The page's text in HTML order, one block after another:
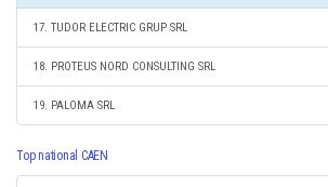
17. TUDOR ELECTRIC GRUP SRL
18. PROTEUS NORD CONSULTING SRL
19. PALOMA SRL
Top national CAEN